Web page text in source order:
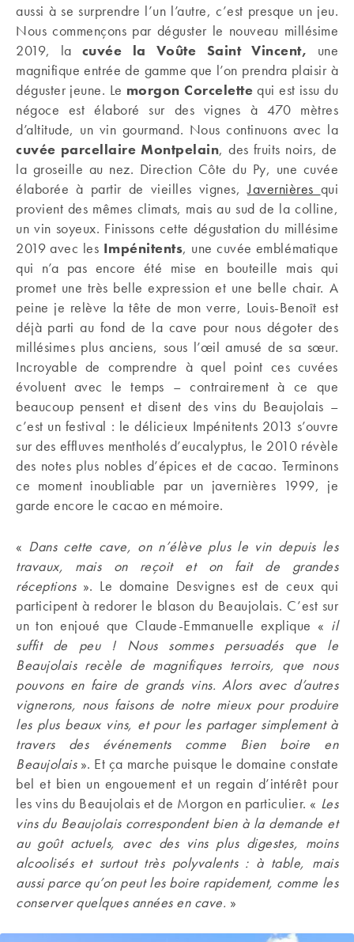
aussi à se surprendre l’un l’autre, c’est presque un jeu.
Nous commençons par déguster le nouveau millésime
2019, la cuvée la Voûte Saint Vincent, une
magnifique entrée de gamme que l’on prendra plaisir à
déguster jeune. Le morgon Corcelettequi est issu du
négoce est élaboré sur des vignes à 470 mètres
d’altitude, un vin gourmand. Nous continuons avec la
cuvée parcellaire Montpelain, des fruits noirs, de
la groseille au nez. Direction Côte du Py, une cuvée
élaborée à partir de vieilles vignes,Javernières qui
provient des mêmes climats, mais au sud de la colline,
un vin soyeux. Finissons cette dégustation du millésime
2019 avec les Impénitents, une cuvée emblématique
qui n’a pas encore été mise en bouteille mais qui
promet une très belle expression et une belle chair. A
peine je relève la tête de mon verre, Louis-Benoît est
déjà parti au fond de la cave pour nous dégoter des
millésimes plus anciens, sous l’œil amusé de sa sœur.
Incroyable de comprendre à quel point ces cuvées
évoluent avec le temps – contrairement à ce que
beaucoup pensent et disent des vins du Beaujolais –
c’est un festival : le délicieux Impénitents 2013 s’ouvre
sur des effluves mentholés d’eucalyptus, le 2010 révèle
des notes plus nobles d’épices et de cacao. Terminons
ce moment inoubliable par un javernières 1999, je
garde encore le cacao en mémoire.
« Dans cette cave, on n’élève plus le vin depuis les
travaux, mais on reçoit et on fait de grandes
réceptions». Le domaine Desvignes est de ceux qui
participent à redorer le blason du Beaujolais. C’est sur
un ton enjoué que Claude-Emmanuelle explique « il
suffit de peu ! Nous sommes persuadés que le
Beaujolais recèle de magnifiques terroirs, que nous
pouvons en faire de grands vins. Alors avec d’autres
vignerons, nous faisons de notre mieux pour produire
les plus beaux vins, et pour les partager simplement à
travers des événements comme Bien boire en
Beaujolais». Et ça marche puisque le domaine constate
bel et bien un engouement et un regain d’intérêt pour
les vins du Beaujolais et de Morgon en particulier. « Les
vins du Beaujolais correspondent bien à la demande et
au goût actuels, avec des vins plus digestes, moins
alcoolisés et surtout très polyvalents : à table, mais
aussi parce qu’on peut les boire rapidement, comme les
conserver quelques années en cave. »